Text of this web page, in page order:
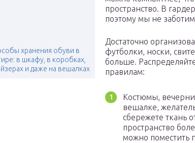
хранения обуви в
в шкафу, в коробках,
и даже на вешалках
пространство. В
поэтому мы не
Достаточно
футболки, носки,
больше.
правилам:
Костюмы,
вешалке,
сбережете ткань
пространство
можно поместить